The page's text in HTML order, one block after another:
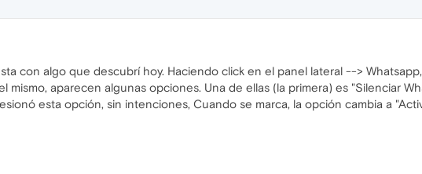
con algo que descubrí hoy. Haciendo click en el panel lateral -->
mismo, aparecen algunas opciones. Una de ellas (la primera) es "Silenciar
esta opción, sin intenciones, Cuando se marca, la opción cambia a